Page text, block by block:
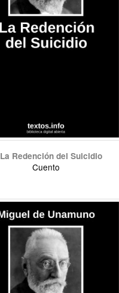
La Redención del Suicidio
Cuento